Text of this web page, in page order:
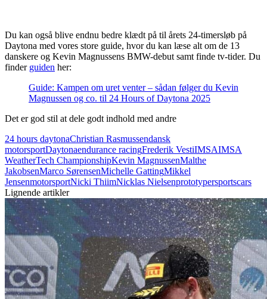
Du kan også blive endnu bedre klædt på til årets 24-timersløb på
Daytona med vores store guide, hvor du kan læse alt om de 13
danskere og Kevin Magnussens BMW-debut samt finde tv-tider. Du
finder guiden her:
Guide: Kampen om uret venter – sådan følger du Kevin
Magnussen og co. til 24 Hours of Daytona 2025
Det er god stil at dele godt indhold med andre
24 hours daytonaChristian Rasmussendansk
motorsportDaytonaendurance racingFrederik VestiIMSAIMSA
WeatherTech ChampionshipKevin MagnussenMalthe
JakobsenMarco SørensenMichelle GattingMikkel
JensenmotorsportNicki ThiimNicklas Nielsenprototypersportscars
Lignende artikler